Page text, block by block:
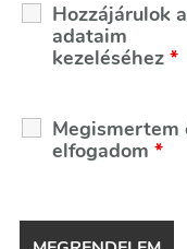
Hozzájárulok
adataim
kezeléséhez*
Megismertem
elfogadom*